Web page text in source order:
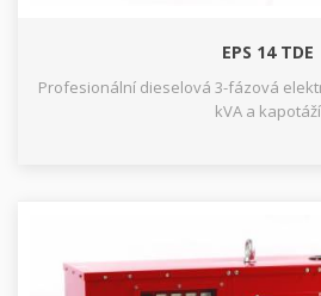
EPS 14 TDE
Profesionální dieselová 3-fázová
kVA a kapotáží